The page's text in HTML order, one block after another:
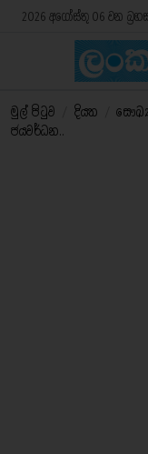
2026 අගෝස්තු 06 වන
මුල් පිටුව දියත
ජයවර්ධන..